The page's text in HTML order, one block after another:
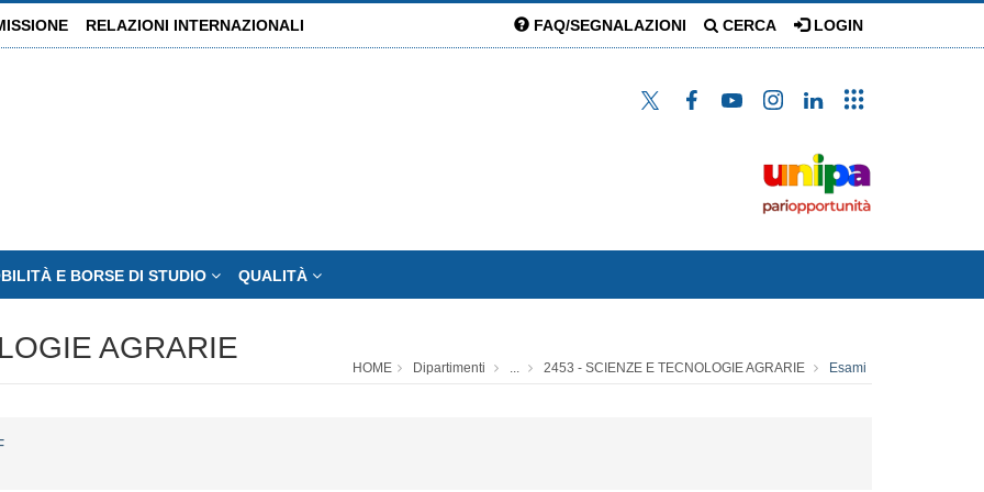
RELAZIONI INTERNAZIONALI FAQ/SEGNALAZIONI CERCA LOGIN
E BORSE DI STUDIO QUALITÀ
AGRARIE
HOME Dipartimenti ... 2453 - SCIENZE E TECNOLOGIE AGRARIE Esami